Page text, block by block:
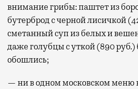
внимание грибы: паштет из
бутерброд с черной лисичкой
сметанный суп из белых и
даже голубцы с уткой (890 руб.)
обошлись;
— ни в одном московском меню